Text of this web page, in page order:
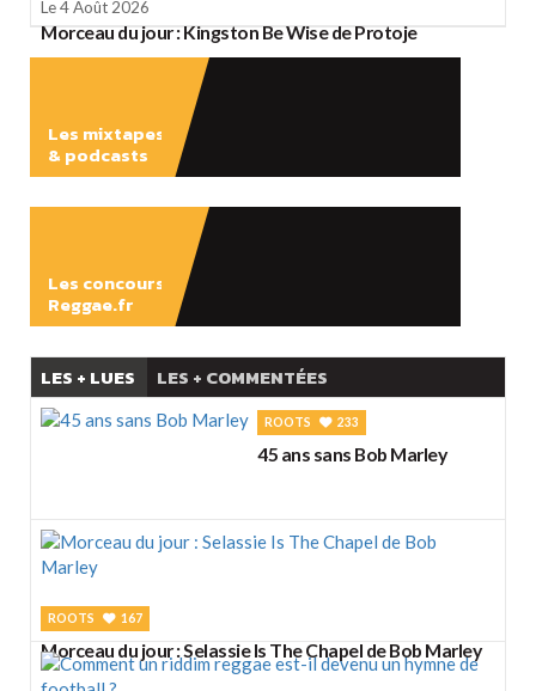
Le 4 Août 2026
Morceau du jour : Kingston Be Wise de Protoje
Les mixtapes
& podcasts
Les concours
Reggae.fr
LES + LUES LES + COMMENTÉES
ROOTS 233
45 ans sans Bob Marley
ROOTS 167
Morceau du jour : Selassie Is The Chapel de Bob Marley